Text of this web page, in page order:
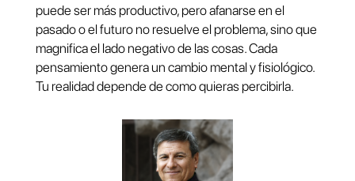
puede ser más productivo, pero afanarse en el
pasado o el futuro no resuelve el problema, sino que
magnifica el lado negativo de las cosas. Cada
pensamiento genera un cambio mental y fisiológico.
Tu realidad depende de como quieras percibirla.